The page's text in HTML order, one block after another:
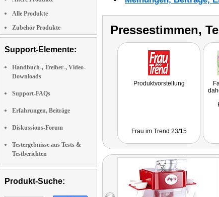
Alle Produkte
Zubehör Produkte
Support-Elemente:
Handbuch-, Treiber-, Video-
Downloads
Support-FAQs
Erfahrungen, Beiträge
Diskussions-Forum
Testergebnisse aus Tests &
Testberichten
Produkt-Suche:
Pressestimmen,
Produktvorstellung
Frau im Trend 23/15